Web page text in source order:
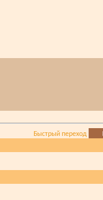
Быстрый переход